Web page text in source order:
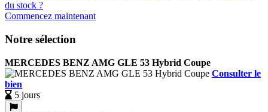
Commencez maintenant
Notre sélection
MERCEDES BENZ AMG GLE 53 Hybrid Coupe
Consulter le
bien
5 jours